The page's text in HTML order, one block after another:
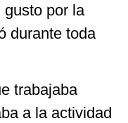
gusto por la
durante toda
trabajaba
a la actividad